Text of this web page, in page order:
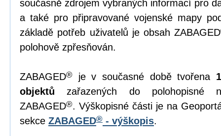
současně zdrojem vybraných informací pro
a také pro připravované vojenské mapy
základě potřeb uživatelů je obsah ZABAGED
polohově zpřesňován.
ZABAGED® je v současné době tvořena
objektů zařazených do polohopisné
ZABAGED®. Výškopisné části je na
sekce ZABAGED® - výškopis.